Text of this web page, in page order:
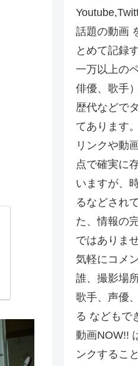
話題の動画
とめて記録
一万以上の
俳優、歌手
歴代などで
てあります。
リンクや動
点で確実に
いますが、
るなどされ
た、情報の
ではありませ
気軽にコメ
誰、撮影場
歌手、声優
る などもで
動画NOW!!
ンクするこ